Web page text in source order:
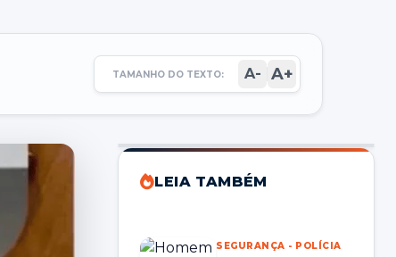
TAMANHO DO TEXTO: A- A+
LEIA TAMBÉM
SEGURANÇA - POLÍCIA